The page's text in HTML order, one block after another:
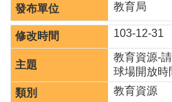
域
安
全
回
首
頁
教育局
103-12-31
教育資源-
球場開放時
教育資源